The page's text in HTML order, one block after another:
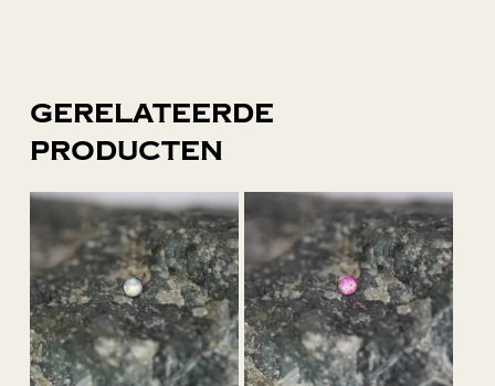
Gerelateerde
producten